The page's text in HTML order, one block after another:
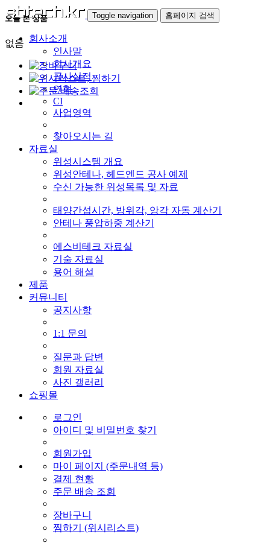
Toggle navigation 홈페이지 검색
회사소개
인사말
회사개요
공사실적
연혁
CI
사업영역
찾아오시는 길
자료실
위성시스템 개요
위성안테나, 헤드엔드 공사 예제
수신 가능한 위성목록 및 자료
태양간섭시간, 방위각, 앙각 자동 계산기
안테나 풍압하중 계산기
에스비테크 자료실
기술 자료실
용어 해설
제품
커뮤니티
공지사항
1:1 문의
질문과 답변
회원 자료실
사진 갤러리
쇼핑몰
로그인
아이디 및 비밀번호 찾기
회원가입
마이 페이지 (주문내역 등)
결제 현황
주문 배송 조회
장바구니
찜하기 (위시리스트)
오늘 본 상품
없음